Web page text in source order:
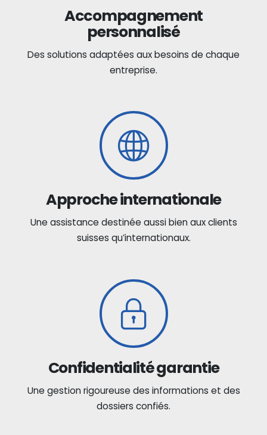
Accompagnement
personnalisé
Des solutions adaptées aux besoins de chaque
entreprise.
Approche internationale
Une assistance destinée aussi bien aux clients
suisses qu’internationaux.
Confidentialité garantie
Une gestion rigoureuse des informations et des
dossiers confiés.